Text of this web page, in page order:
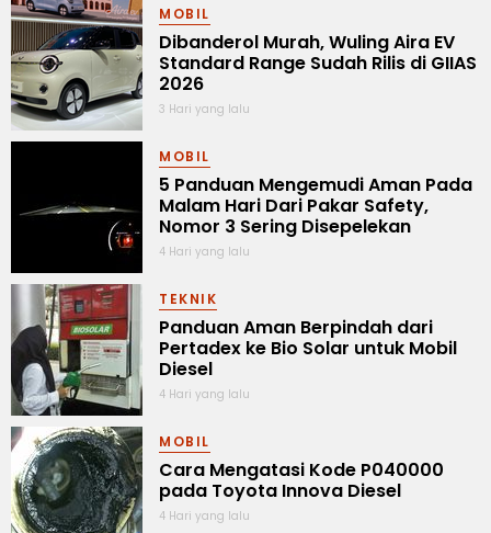
MOBIL
Dibanderol Murah, Wuling Aira EV
Standard Range Sudah Rilis di GIIAS
2026
3 Hari yang lalu
MOBIL
5 Panduan Mengemudi Aman Pada
Malam Hari Dari Pakar Safety,
Nomor 3 Sering Disepelekan
4 Hari yang lalu
TEKNIK
Panduan Aman Berpindah dari
Pertadex ke Bio Solar untuk Mobil
Diesel
4 Hari yang lalu
MOBIL
Cara Mengatasi Kode P040000
pada Toyota Innova Diesel
4 Hari yang lalu